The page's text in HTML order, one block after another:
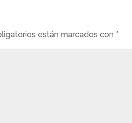
están marcados con *